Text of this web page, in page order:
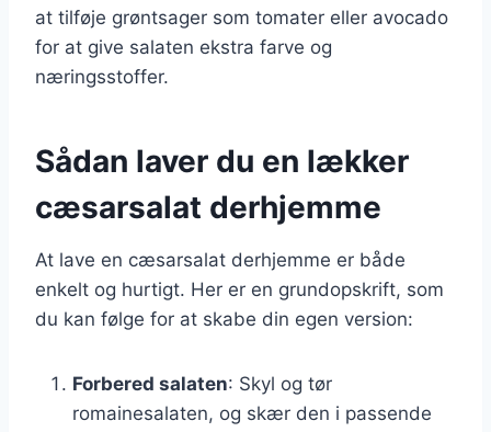
at tilføje grøntsager som tomater eller avocado
for at give salaten ekstra farve og
næringsstoffer.
Sådan laver du en lækker
cæsarsalat derhjemme
At lave en cæsarsalat derhjemme er både
enkelt og hurtigt. Her er en grundopskrift, som
du kan følge for at skabe din egen version:
Forbered salaten: Skyl og tør
romainesalaten, og skær den i passende